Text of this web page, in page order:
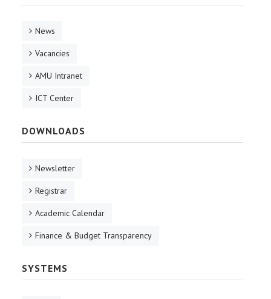
News
Vacancies
AMU Intranet
ICT Center
DOWNLOADS
Newsletter
Registrar
Academic Calendar
Finance & Budget Transparency
SYSTEMS